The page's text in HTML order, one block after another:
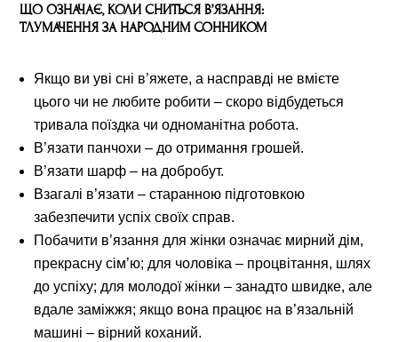
ЩО ОЗНАЧАЄ, КОЛИ СНИТЬСЯ В’ЯЗАННЯ:
ТЛУМАЧЕННЯ ЗА НАРОДНИМ СОННИКОМ
Якщо ви уві сні в’яжете, а насправді не вмієте
цього чи не любите робити – скоро відбудеться
тривала поїздка чи одноманітна робота.
В’язати панчохи – до отримання грошей.
В’язати шарф – на добробут.
Взагалі в’язати – старанною підготовкою
забезпечити успіх своїх справ.
Побачити в’язання для жінки означає мирний дім,
прекрасну сім’ю; для чоловіка – процвітання, шлях
до успіху; для молодої жінки – занадто швидке, але
вдале заміжжя; якщо вона працює на в’язальній
машині – вірний коханий.